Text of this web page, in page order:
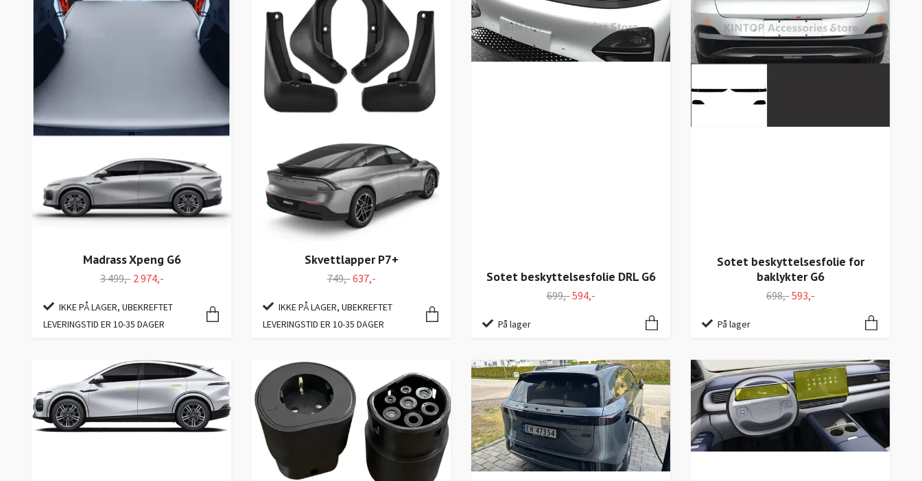
Madrass Xpeng G6
3 499,- 2 974,-
IKKE PÅ LAGER, UBEKREFTET
LEVERINGSTID ER 10-35 DAGER
Skvettlapper P7+
749,-637,-
IKKE PÅ LAGER, UBEKREFTET
LEVERINGSTID ER 10-35 DAGER
Sotet beskyttelsesfolie DRL G6
699,-594,-
På lager
Sotet beskyttelsesfolie for
baklykter G6
698,-593,-
På lager